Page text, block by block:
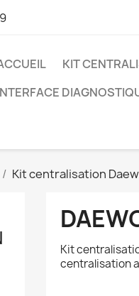
KIT
Kit centralisation
Kit
centralisation